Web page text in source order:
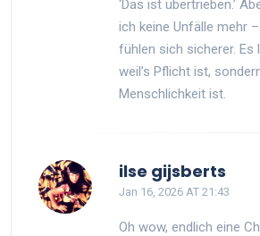
‘Das ist übertrieben.’
ich keine Unfälle mehr
fühlen sich sicherer. Es
weil’s Pflicht ist,
Menschlichkeit ist.
ilse gijsberts
Jan 16, 2026 AT 21:43
Oh wow, endlich eine